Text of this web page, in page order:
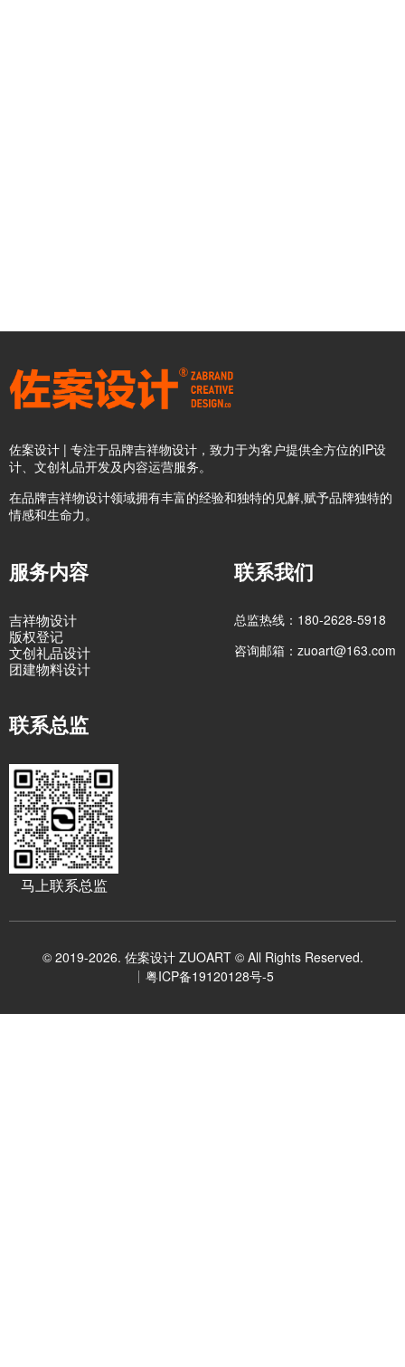
佐案设计 | 专注于品牌吉祥物设计，致力于为客户提供全方位的IP设
计、文创礼品开发及内容运营服务。
在品牌吉祥物设计领域拥有丰富的经验和独特的见解,赋予品牌独特的
情感和生命力。
服务内容
吉祥物设计
版权登记
文创礼品设计
团建物料设计
联系我们
总监热线：180-2628-5918
咨询邮箱：zuoart@163.com
联系总监
马上联系总监
© 2019-2026. 佐案设计 ZUOART © All Rights Reserved.
粤ICP备19120128号-5